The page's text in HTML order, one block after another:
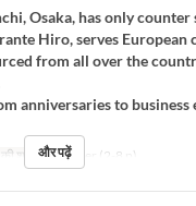
Osaka, has only counter
Hiro, serves European
from all over the
anniversaries to
की श्रेणी Counter (2-8 p)
और पढ़ें